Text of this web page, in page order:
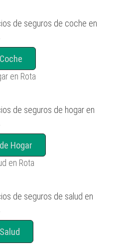
de seguros de coche en
de seguros de hogar en
Hogar
de seguros de salud en